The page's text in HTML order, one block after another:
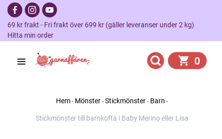
69 kr frakt - Fri frakt över 699 kr (gäller leveranser under 2 kg)
Hitta min order
0
Hem Mönster Stickmönster Barn
Stickmönster till barnkofta i Baby Merino eller Lisa